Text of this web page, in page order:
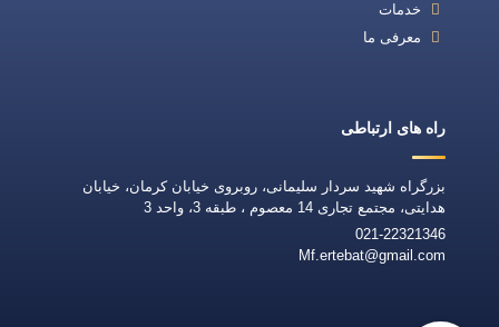
خدمات
معرفی ما
راه های ارتباطی
بزرگراه شهید سردار سلیمانی، روبروی خیابان کرمان، خیابان
هدایتی، مجتمع تجاری 14 معصوم ، طبقه 3، واحد 3
021-22321346
Mf.ertebat@gmail.com